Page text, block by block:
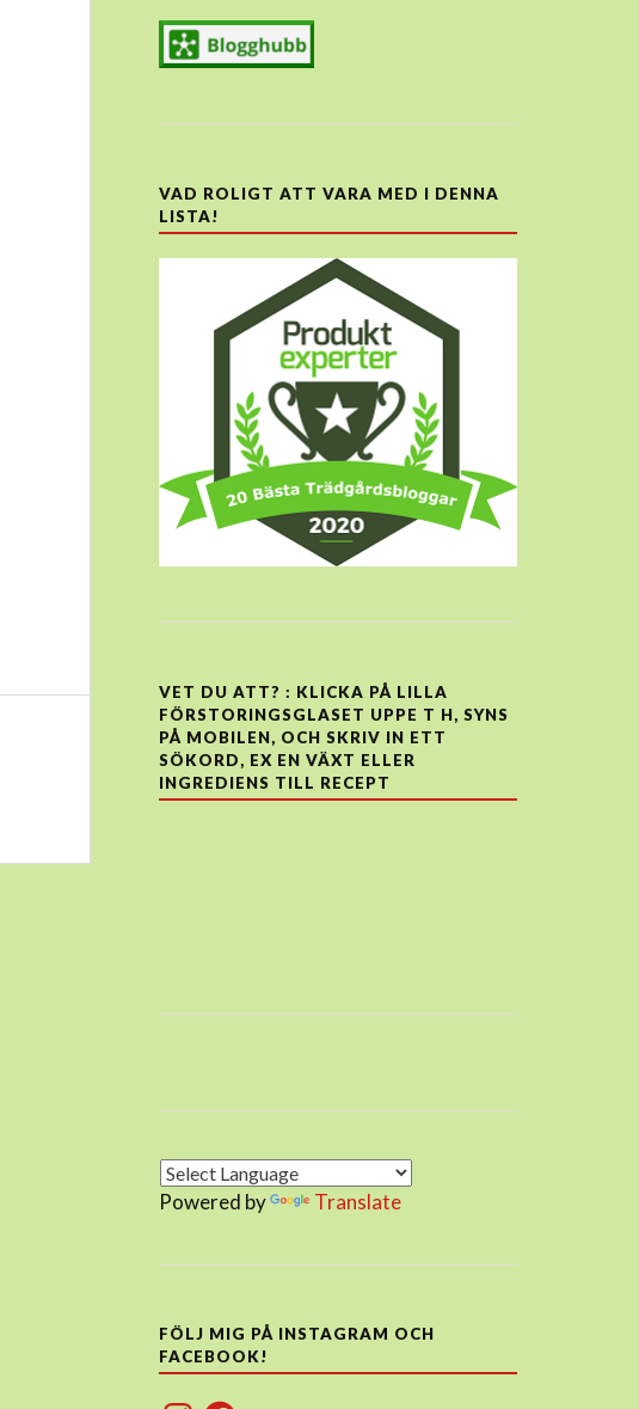
VAD ROLIGT ATT VARA MED I DENNA
LISTA!
VET DU ATT? : KLICKA PÅ LILLA
FÖRSTORINGSGLASET UPPE T H, SYNS
PÅ MOBILEN, OCH SKRIV IN ETT
SÖKORD, EX EN VÄXT ELLER
INGREDIENS TILL RECEPT
Powered by Translate
FÖLJ MIG PÅ INSTAGRAM OCH
FACEBOOK!